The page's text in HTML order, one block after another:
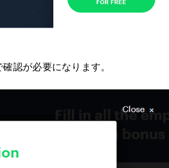
認が必要になります。